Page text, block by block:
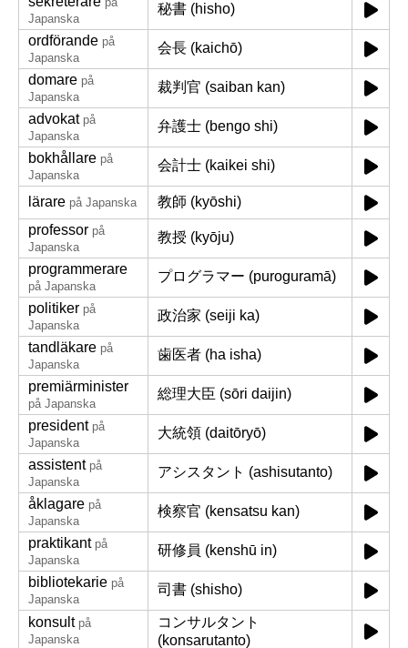
Japanska
秘書 (hisho)
ordförande på
Japanska
会長 (kaichō)
domare på
Japanska
裁判官 (saiban kan)
advokat på
Japanska
弁護士 (bengo shi)
bokhållare på
Japanska
会計士 (kaikei shi)
lärare på Japanska
教師 (kyōshi)
professor på
Japanska
教授 (kyōju)
programmerare
på Japanska
プログラマー (puroguramā)
politiker på
Japanska
政治家 (seiji ka)
tandläkare på
Japanska
歯医者 (ha isha)
premiärminister
på Japanska
総理大臣 (sōri daijin)
president på
Japanska
大統領 (daitōryō)
assistent på
Japanska
アシスタント (ashisutanto)
åklagare på
Japanska
検察官 (kensatsu kan)
praktikant på
Japanska
研修員 (kenshū in)
bibliotekarie på
Japanska
司書 (shisho)
konsult på
Japanska
コンサルタント
(konsarutanto)